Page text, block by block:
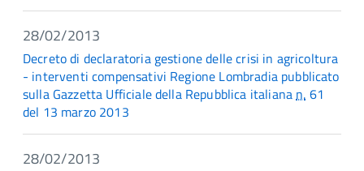
28/02/2013
Decreto di declaratoria gestione delle crisi in agricoltura
- interventi compensativi Regione Lombradia pubblicato
sulla Gazzetta Ufficiale della Repubblica italianan. 61
del 13 marzo 2013
28/02/2013